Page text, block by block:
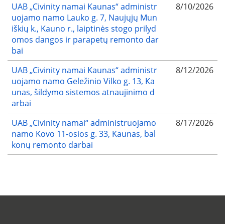
UAB „Civinity namai Kaunas“ administr
uojamo namo Lauko g. 7, Naujųjų Mun
iškių k., Kauno r., laiptinės stogo prilyd
omos dangos ir parapetų remonto dar
bai
8/10/2026
UAB „Civinity namai Kaunas“ administr
uojamo namo Geležinio Vilko g. 13, Ka
unas, šildymo sistemos atnaujinimo d
arbai
8/12/2026
UAB „Civinity namai“ administruojamo
namo Kovo 11-osios g. 33, Kaunas, bal
konų remonto darbai
8/17/2026